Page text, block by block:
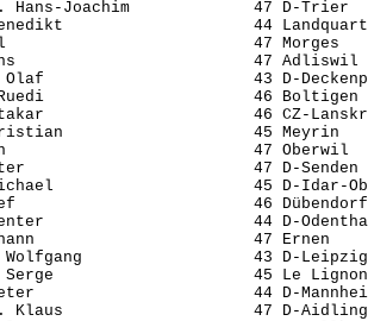
Hans-Joachim             47 D-Trier
44
47 Morges
47
43 D-
46
46 CZ-
45 Meyrin
47 Oberwil
47 D-
45 D-Idar-
46
44 D-
47 Ernen
43 D-
45 Le
44 D-
Klaus                    47 D-